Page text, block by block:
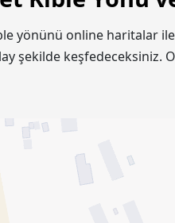
yönünü online haritalar
şekilde keşfedeceksiniz.